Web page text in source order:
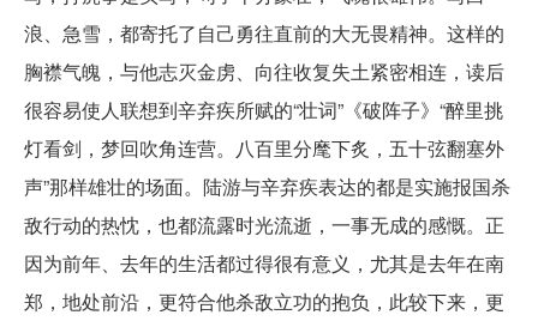
浪、急雪，都寄托了自己勇往直前的大无畏精神。这样的
胸襟气魄，与他志灭金虏、向往收复失土紧密相连，读后
很容易使人联想到辛弃疾所赋的“壮词”《破阵子》“醉里挑
灯看剑，梦回吹角连营。八百里分麾下炙，五十弦翻塞外
声”那样雄壮的场面。陆游与辛弃疾表达的都是实施报国杀
敌行动的热忱，也都流露时光流逝，一事无成的感慨。正
因为前年、去年的生活都过得很有意义，尤其是去年在南
郑，地处前沿，更符合他杀敌立功的抱负，此较下来，更